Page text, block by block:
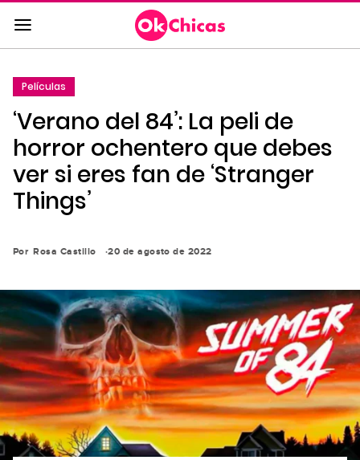
Saltar
al
contenido
a
la
navegación
principal
Películas
‘Verano del 84’: La peli de
horror ochentero que debes
ver si eres fan de ‘Stranger
Things’
Por Rosa Castillo 20 de agosto de 2022